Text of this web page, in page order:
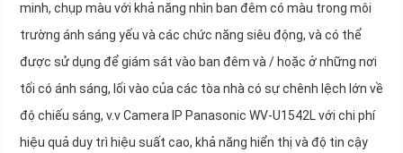
minh, chụp màu với khả năng nhìn ban đêm có màu trong môi
trường ánh sáng yếu và các chức năng siêu động, và có thể
được sử dụng để giám sát vào ban đêm và / hoặc ở những nơi
tối có ánh sáng, lối vào của các tòa nhà có sự chênh lệch lớn về
độ chiếu sáng, v.v Camera IP Panasonic WV-U1542L với chi phí
hiệu quả duy trì hiệu suất cao, khả năng hiển thị và độ tin cậy